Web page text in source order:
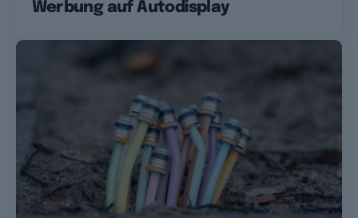
Werbung auf Autodisplay